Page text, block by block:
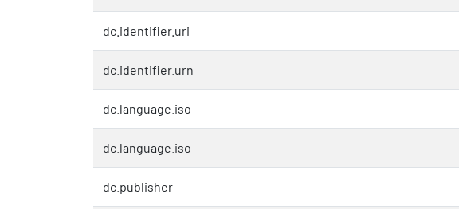
dc.identifier.uri
dc.identifier.urn
dc.language.iso
dc.language.iso
dc.publisher